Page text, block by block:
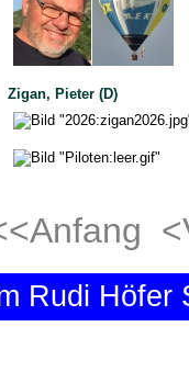
Zigan, Pieter (D)
Rudi